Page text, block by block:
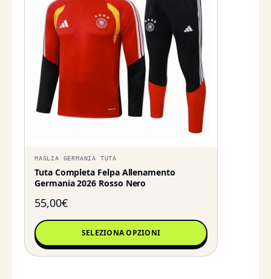
MAGLIA GERMANIA TUTA
Tuta Completa Felpa Allenamento
Germania 2026 Rosso Nero
55,00€
SELEZIONA OPZIONI